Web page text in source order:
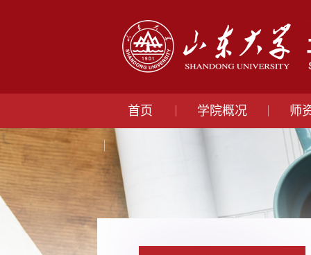
首页 学院概况 师